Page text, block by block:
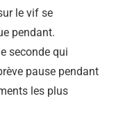
le vif se
pendant.
seconde qui
pause pendant
les plus